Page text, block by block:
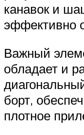
канавок и
эффективно
Важный
обладает и
борт,
плотное